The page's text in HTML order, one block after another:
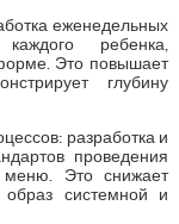
еженедельных
ребенка,
Это повышает
глубину
разработка и
проведения
меню. Это снижает
образ системной и